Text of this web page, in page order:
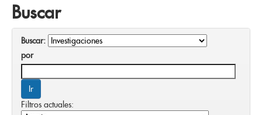
Buscar
Buscar:
por
Filtros actuales: